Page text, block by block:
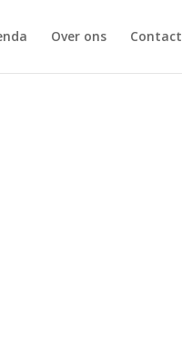
Over ons Contact